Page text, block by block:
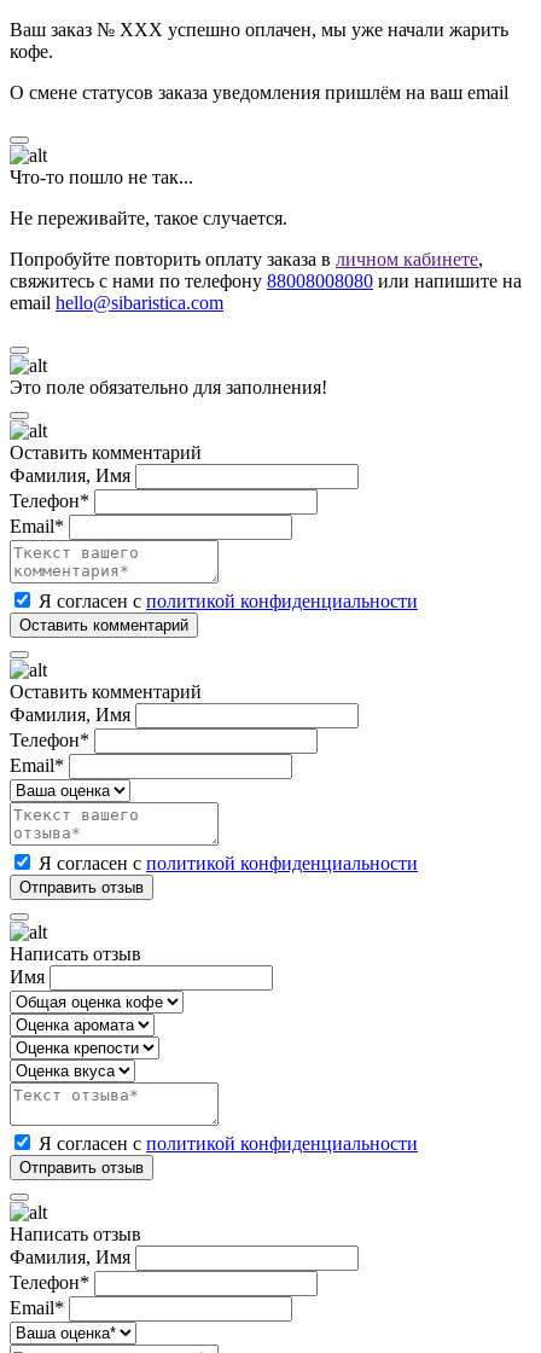
Ваш заказ № ХХХ успешно оплачен, мы уже начали жарить
кофе.
О смене статусов заказа уведомления пришлём на ваш email
Что-то пошло не так...
Не переживайте, такое случается.
Попробуйте повторить оплату заказа в личном кабинете,
свяжитесь с нами по телефону 88008008080 или напишите на
email hello@sibaristica.com
Это поле обязательно для заполнения!
Оставить комментарий
Фамилия, Имя
Телефон*
Email*
Я согласен с политикой конфиденциальности
Оставить комментарий
Фамилия, Имя
Телефон*
Email*
Я согласен с политикой конфиденциальности
Написать отзыв
Имя
Я согласен с политикой конфиденциальности
Написать отзыв
Фамилия, Имя
Телефон*
Email*